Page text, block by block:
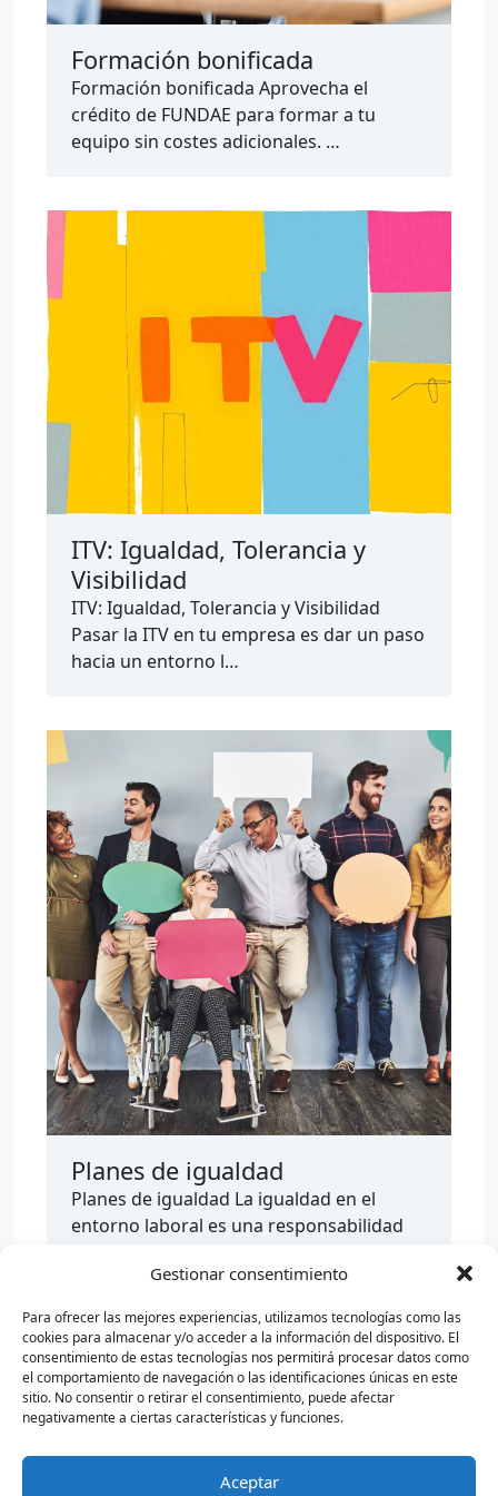
Gestionar consentimiento
Para ofrecer las mejores experiencias, utilizamos tecnologías como las
cookies para almacenar y/o acceder a la información del dispositivo. El
consentimiento de estas tecnologías nos permitirá procesar datos como
el comportamiento de navegación o las identificaciones únicas en este
sitio. No consentir o retirar el consentimiento, puede afectar
negativamente a ciertas características y funciones.
Aceptar
Formación bonificada
Formación bonificada Aprovecha el
crédito de FUNDAE para formar a tu
equipo sin costes adicionales. …
ITV: Igualdad, Tolerancia y
Visibilidad
ITV: Igualdad, Tolerancia y Visibilidad
Pasar la ITV en tu empresa es dar un paso
hacia un entorno l…
Planes de igualdad
Planes de igualdad La igualdad en el
entorno laboral es una responsabilidad